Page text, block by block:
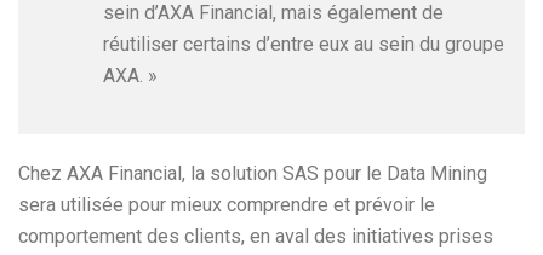
sein d’AXA Financial, mais également de
réutiliser certains d’entre eux au sein du groupe
AXA. »
Chez AXA Financial, la solution SAS pour le Data Mining
sera utilisée pour mieux comprendre et prévoir le
comportement des clients, en aval des initiatives prises